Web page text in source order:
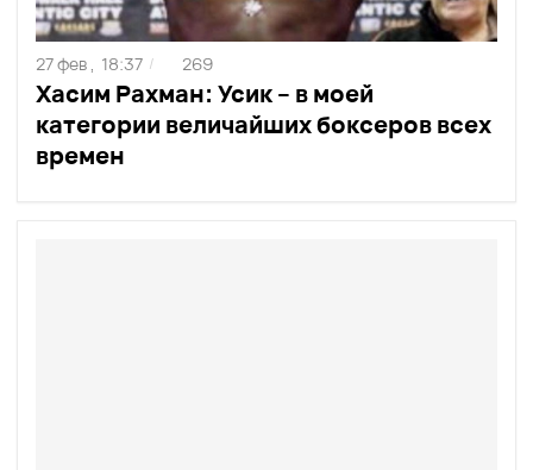
Хасим Рахман: Усик – в моей
категории величайших боксеров всех
времен
27 фев , 18:37 / 269